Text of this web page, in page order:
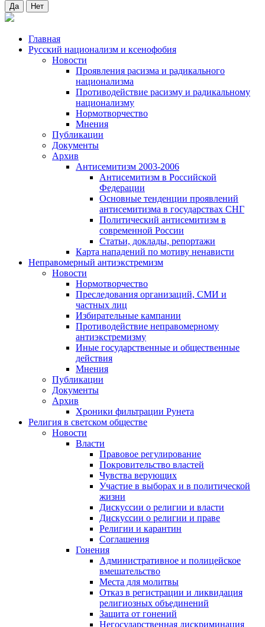
Да Нет
Главная
Русский национализм и ксенофобия
Новости
Проявления расизма и радикального
национализма
Противодействие расизму и радикальному
национализму
Нормотворчество
Мнения
Публикации
Документы
Архив
Антисемитизм 2003-2006
Антисемитизм в Российской
Федерации
Основные тенденции проявлений
антисемитизма в государствах СНГ
Политический антисемитизм в
современной России
Статьи, доклады, репортажи
Карта нападений по мотиву ненависти
Неправомерный антиэкстремизм
Новости
Нормотворчество
Преследования организаций, СМИ и
частных лиц
Избирательные кампании
Противодействие неправомерному
антиэкстремизму
Иные государственные и общественные
действия
Мнения
Публикации
Документы
Архив
Хроники фильтрации Рунета
Религия в светском обществе
Новости
Власти
Правовое регулирование
Покровительство властей
Чувства верующих
Участие в выборах и в политической
жизни
Дискуссии о религии и власти
Дискуссии о религии и праве
Религии и карантин
Соглашения
Гонения
Административное и полицейское
вмешательство
Места для молитвы
Отказ в регистрации и ликвидация
религиозных объединений
Защита от гонений
Негосударственная дискриминация